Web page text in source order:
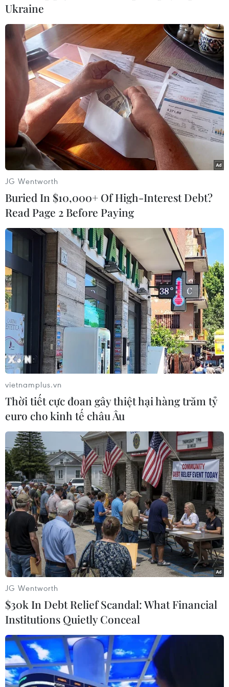
#Joe Biden #Donald Trump
#Thép nhập khẩu
Theo dõi VietnamPlus
TIN LIÊN QUAN
Cách ông Joe Biden khôi phục vị thế lãnh
đạo toàn cầu của Mỹ
03/02/2021 07:01
Do những thiệt hại về kinh tế chính trị, xã hội gây ra,
chính quyền Mỹ sắp tới sẽ phải khẩn trương trấn an sự
hoài nghi của cộng đồng quốc tế về khả năng khôi
phục vị thế lãnh đạo.
Ukraine
JG Wentworth
Buried In $10,000+ Of High-Interest Debt?
Read Page 2 Before Paying
vietnamplus.vn
Thời tiết cực đoan gây thiệt hại hàng trăm tỷ
euro cho kinh tế châu Âu
JG Wentworth
$30k In Debt Relief Scandal: What Financial
Institutions Quietly Conceal